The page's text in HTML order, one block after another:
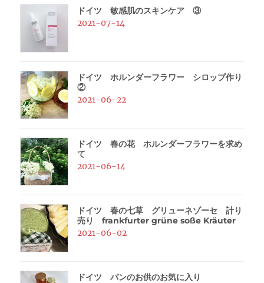
ドイツ 敏感肌のスキンケア ③
2021-07-14
ドイツ ホルンダーフラワー シロップ作り
②
2021-06-22
ドイツ 春の花 ホルンダーフラワーを求め
て
2021-06-14
ドイツ 春の七草 グリューネゾーセ 計り
売り frankfurter grüne soße Kräuter
2021-06-02
ドイツ パンのお供のお気に入り